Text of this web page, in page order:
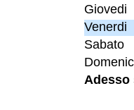
Giovedi
Venerdi
Sabato
Adesso